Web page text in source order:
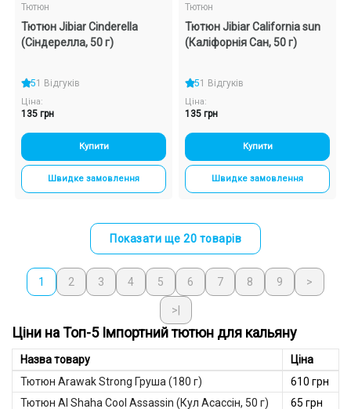
Тютюн
Тютюн Jibiar Cinderella
(Сіндерелла, 50 г)
51 Відгуків
Ціна:
135 грн
Купити
Швидке замовлення
Тютюн
Тютюн Jibiar California sun
(Каліфорнія Сан, 50 г)
51 Відгуків
Ціна:
135 грн
Купити
Швидке замовлення
Показати ще 20 товарів
1 2 3 4 5 6 7 8 9 >
>|
Ціни на Топ-5 Імпортний тютюн для кальяну
Назва товару
Ціна
Тютюн Arawak Strong Груша (180 г)
610 грн
Тютюн Al Shaha Cool Assassin (Кул Асассін, 50 г)
65 грн